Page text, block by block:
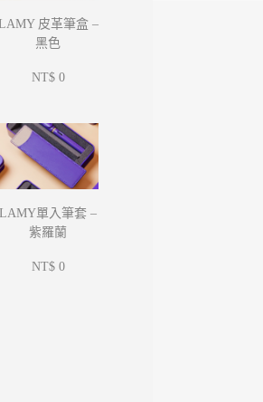
皮革筆盒 –
黑色
NT$ 0
LAMY單入筆套 –
紫羅蘭
NT$ 0